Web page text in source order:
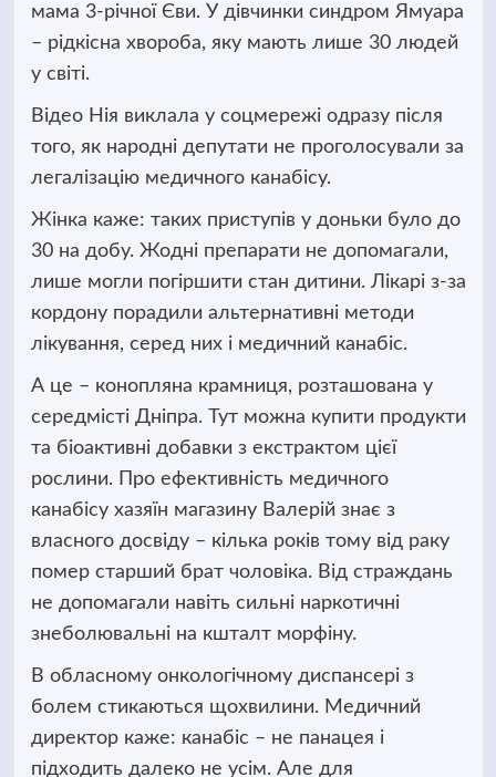
мама 3-річної Єви. У дівчинки синдром Ямуара
– рідкісна хвороба, яку мають лише 30 людей
у світі.
Відео Нія виклала у соцмережі одразу після
того, як народні депутати не проголосували за
легалізацію медичного канабісу.
Жінка каже: таких приступів у доньки було до
30 на добу. Жодні препарати не допомагали,
лише могли погіршити стан дитини. Лікарі з-за
кордону порадили альтернативні методи
лікування, серед них і медичний канабіс.
А це – конопляна крамниця, розташована у
середмісті Дніпра. Тут можна купити продукти
та біоактивні добавки з екстрактом цієї
рослини. Про ефективність медичного
канабісу хазяїн магазину Валерій знає з
власного досвіду – кілька років тому від раку
помер старший брат чоловіка. Від страждань
не допомагали навіть сильні наркотичні
знеболювальні на кшталт морфіну.
В обласному онкологічному диспансері з
болем стикаються щохвилини. Медичний
директор каже: канабіс – не панацея і
підходить далеко не усім. Але для